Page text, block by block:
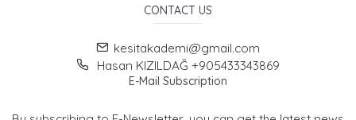
CONTACT US
kesitakademi@gmail.com
Hasan KIZILDAĞ +905433343869
E-Mail Subscription